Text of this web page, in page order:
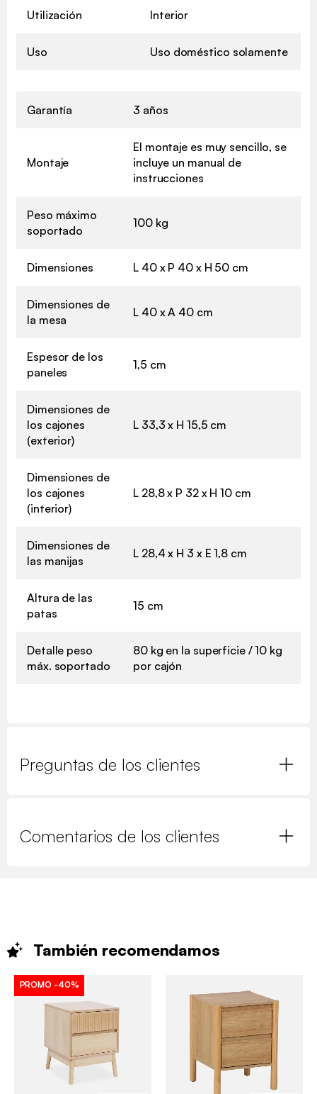
Utilización Interior
Uso Uso doméstico solamente
Garantía 3 años
Montaje
El montaje es muy sencillo, se
incluye un manual de
instrucciones
Peso máximo
soportado
100 kg
Dimensiones L 40 x P 40 x H 50 cm
Dimensiones de
la mesa
L 40 x A 40 cm
Espesor de los
paneles
1,5 cm
Dimensiones de
los cajones
(exterior)
L 33,3 x H 15,5 cm
Dimensiones de
los cajones
(interior)
L 28,8 x P 32 x H 10 cm
Dimensiones de
las manijas
L 28,4 x H 3 x E 1,8 cm
Altura de las
patas
15 cm
Detalle peso
máx. soportado
80 kg en la superficie / 10 kg
por cajón
Preguntas de los clientes
Comentarios de los clientes
También recomendamos
PROMO -40%